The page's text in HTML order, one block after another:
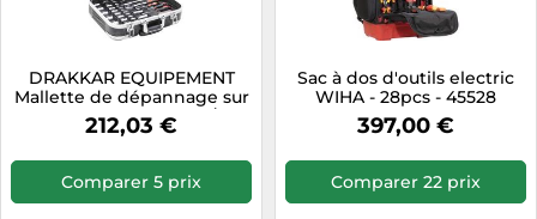
DRAKKAR EQUIPEMENT
Mallette de dépannage sur
roues 15157 133 outils 1/4' -
1/2'
212,03 €
Comparer 5 prix
Sac à dos d'outils electric
WIHA - 28pcs - 45528
397,00 €
Comparer 22 prix